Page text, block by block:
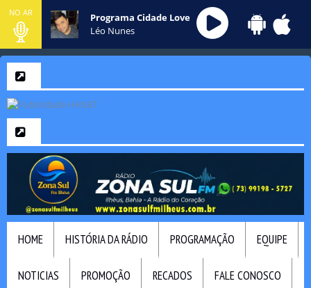
NO AR
Programa Cidade Love
Léo Nunes
HOME HISTÓRIA DA RÁDIO PROGRAMAÇÃO EQUIPE
NOTICIAS PROMOÇÃO RECADOS FALE CONOSCO